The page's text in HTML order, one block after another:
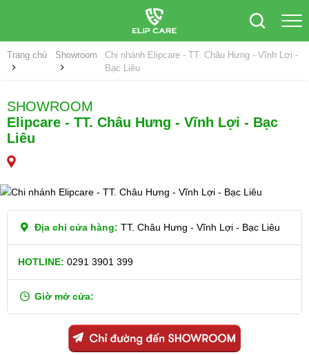
Trang chủ Showroom
Chi nhánh Elipcare - TT. Châu Hưng - Vĩnh Lợi -
Bạc Liêu
SHOWROOM
Elipcare - TT. Châu Hưng - Vĩnh Lợi - Bạc
Liêu
Địa chỉ cửa hàng: TT. Châu Hưng - Vĩnh Lợi - Bạc Liêu
HOTLINE: 0291 3901 399
Giờ mở cửa: